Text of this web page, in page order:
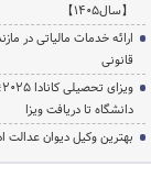
【سال1405】
ارائه خدمات مالیاتی در
قانونی
دانشگاه تا دریافت ویزا
بهترین وکیل دیوان عدالت